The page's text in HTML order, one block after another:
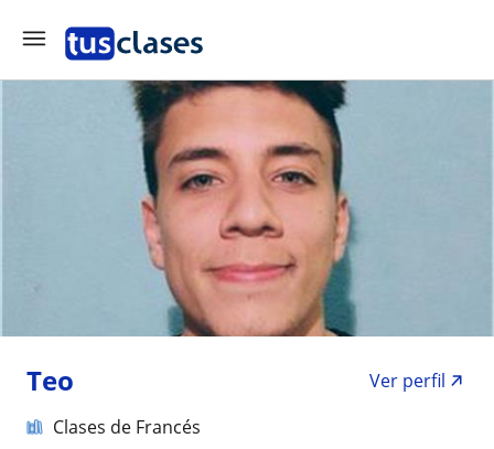
Teo
Ver perfil
Clases de Francés